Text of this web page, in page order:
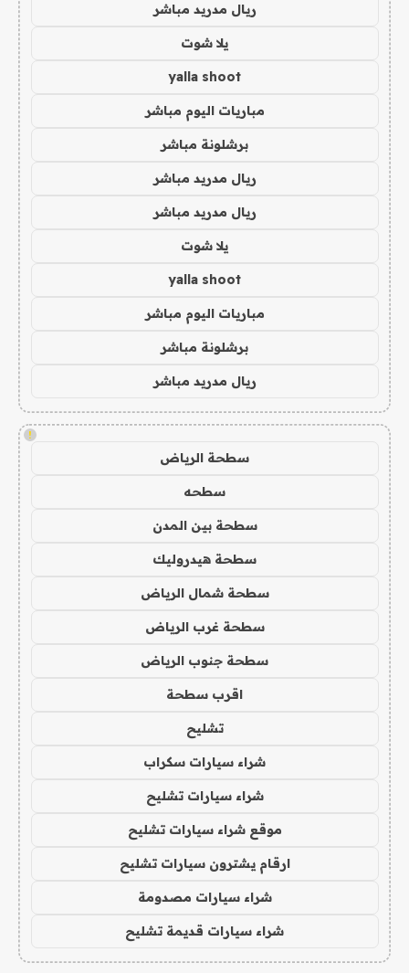
ريال مدريد مباشر
يلا شوت
yalla shoot
مباريات اليوم مباشر
برشلونة مباشر
ريال مدريد مباشر
ريال مدريد مباشر
يلا شوت
yalla shoot
مباريات اليوم مباشر
برشلونة مباشر
ريال مدريد مباشر
!
سطحة الرياض
سطحه
سطحة بين المدن
سطحة هيدروليك
سطحة شمال الرياض
سطحة غرب الرياض
سطحة جنوب الرياض
اقرب سطحة
تشليح
شراء سيارات سكراب
شراء سيارات تشليح
موقع شراء سيارات تشليح
ارقام يشترون سيارات تشليح
شراء سيارات مصدومة
شراء سيارات قديمة تشليح